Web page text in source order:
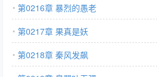
第0216章 暴烈的愚老
第0217章 果真是妖
第0218章 秦风发飙